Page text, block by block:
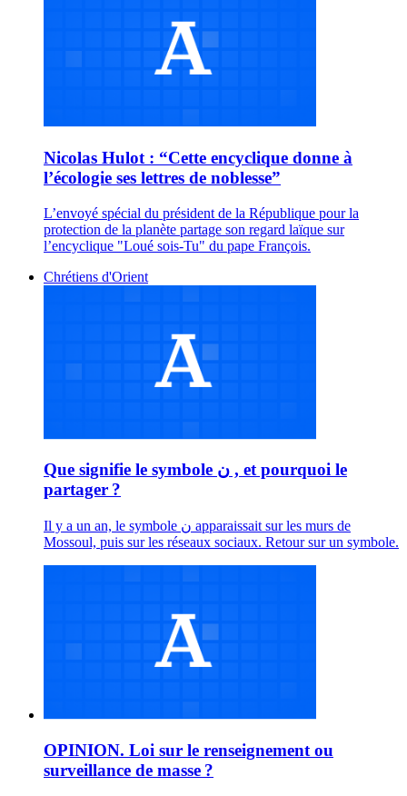
Nicolas Hulot : “Cette encyclique donne à
l’écologie ses lettres de noblesse”
L’envoyé spécial du président de la République pour la
protection de la planète partage son regard laïque sur
l’encyclique "Loué sois-Tu" du pape François.
Chrétiens d'Orient
Que signifie le symbole ن , et pourquoi le
partager ?
Il y a un an, le symbole ن apparaissait sur les murs de
Mossoul, puis sur les réseaux sociaux. Retour sur un symbole.
OPINION. Loi sur le renseignement ou
surveillance de masse ?